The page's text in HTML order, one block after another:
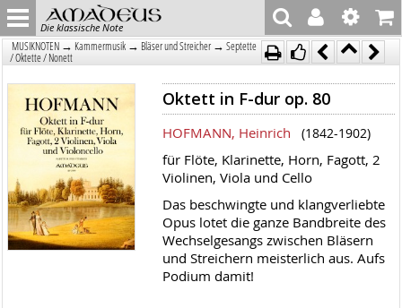
Die klassische Note
MUSIKNOTEN → Kammermusik → Bläser und Streicher → Septette
/ Oktette / Nonett
Oktett in F-dur op. 80
HOFMANN, Heinrich (1842-1902)
für Flöte, Klarinette, Horn, Fagott, 2
Violinen, Viola und Cello
Das beschwingte und klangverliebte
Opus lotet die ganze Bandbreite des
Wechselgesangs zwischen Bläsern
und Streichern meisterlich aus. Aufs
Podium damit!